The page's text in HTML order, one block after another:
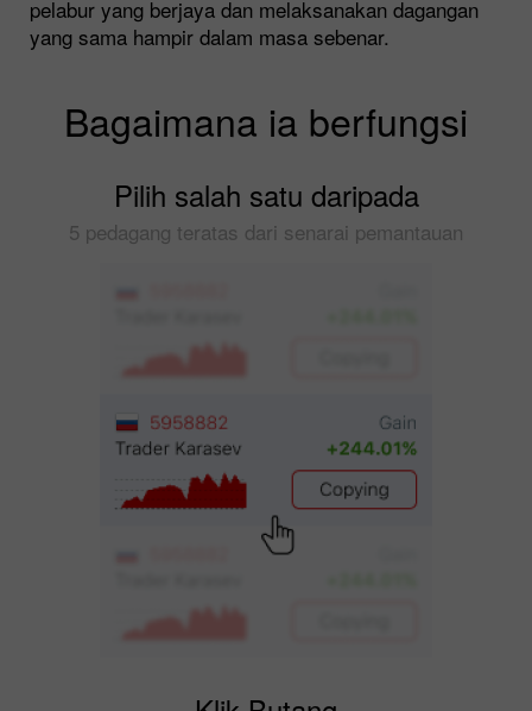
pelabur yang berjaya dan melaksanakan dagangan
yang sama hampir dalam masa sebenar.
Bagaimana ia berfungsi
Pilih salah satu daripada
5 pedagang teratas dari senarai pemantauan